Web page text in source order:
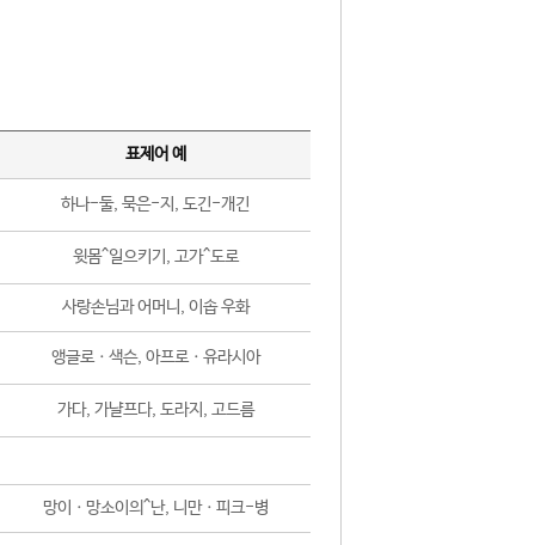
표제어 예
하나-둘, 묵은-지, 도긴-개긴
윗몸^일으키기, 고가^도로
사랑손님과 어머니, 이솝 우화
앵글로ㆍ색슨, 아프로ㆍ유라시아
가다, 가냘프다, 도라지, 고드름
망이ㆍ망소이의^난, 니만ㆍ피크-병